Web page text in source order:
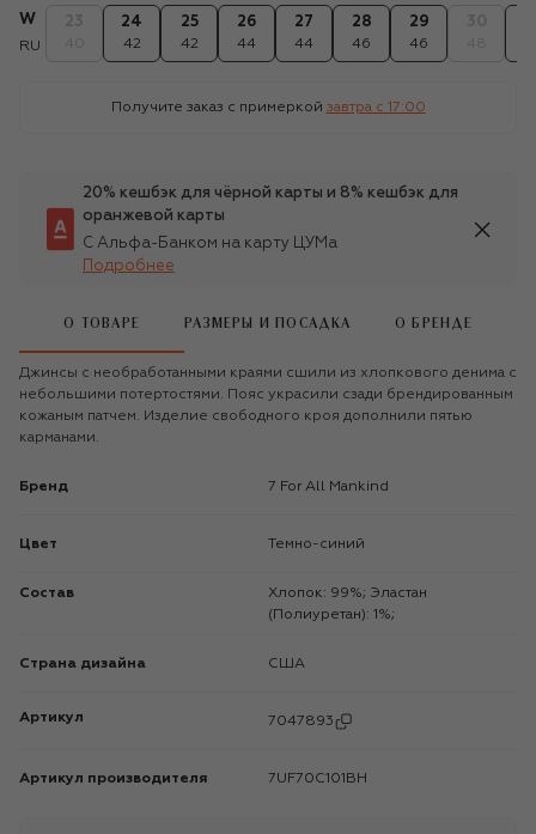
W
RU
24
42
25
42
26
44
27
44
28
46
29
46
Получите заказ с примеркой завтра c 17:00
20% кешбэк для чёрной карты и 8% кешбэк для
оранжевой карты
С Альфа-Банком на карту ЦУМа
Подробнее
О ТОВАРЕ РАЗМЕРЫ И ПОСАДКА О БРЕНДЕ
Джинсы с необработанными краями сшили из хлопкового денима с
небольшими потертостями. Пояс украсили сзади брендированным
кожаным патчем. Изделие свободного кроя дополнили пятью
карманами.
Бренд 7 For All Mankind
Цвет Темно-синий
Состав
Хлопок: 99%; Эластан
(Полиуретан): 1%;
Страна дизайна США
Артикул 7047893
Артикул производителя 7UF70C101BH